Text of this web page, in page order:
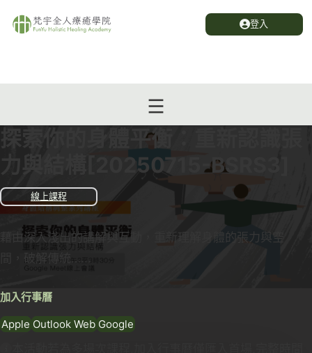
登入
探索你的身體平衡：重新認識張
力與結構[20250715-BSRS3]
線上課程
藉由深入淺出的講解與互動，重新理解身體的張力與空
間，破解傳統…...
加入行事曆
Apple Outlook Web Google